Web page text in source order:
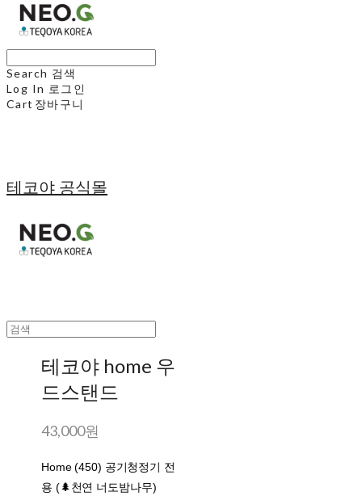
Search 검색
Log In 로그인
Cart 장바구니
테코야 공식몰
테코야 home 우
드스탠드
43,000원
Home (450) 공기청정기 전
용 (🌲천연 너도밤나무)